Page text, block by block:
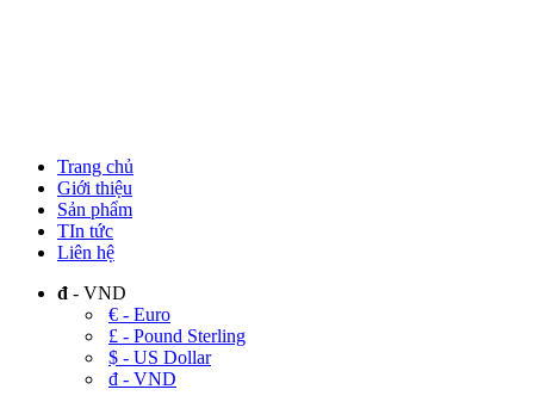
Trang chủ
Giới thiệu
Sản phẩm
TIn tức
Liên hệ
đ - VND
€ - Euro
£ - Pound Sterling
$ - US Dollar
đ - VND